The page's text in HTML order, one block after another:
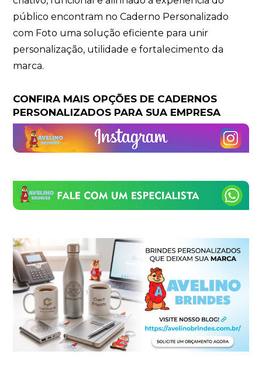
público encontram no Caderno Personalizado
com Foto uma solução eficiente para unir
personalização, utilidade e fortalecimento da
marca.
CONFIRA MAIS OPÇÕES DE CADERNOS
PERSONALIZADOS PARA SUA EMPRESA